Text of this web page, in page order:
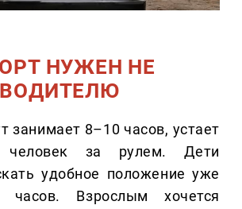
НУЖЕН НЕ
занимает 8–10 часов, устает
человек за рулем. Дети
удобное положение уже
часов. Взрослым хочется